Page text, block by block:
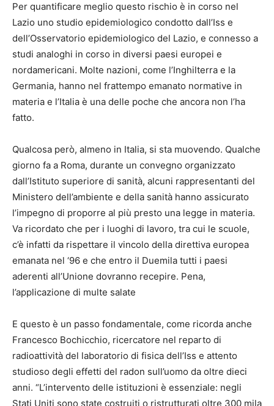
Per quantificare meglio questo rischio è in corso nel
Lazio uno studio epidemiologico condotto dall’Iss e
dell’Osservatorio epidemiologico del Lazio, e connesso a
studi analoghi in corso in diversi paesi europei e
nordamericani. Molte nazioni, come l’Inghilterra e la
Germania, hanno nel frattempo emanato normative in
materia e l’Italia è una delle poche che ancora non l’ha
fatto.
Qualcosa però, almeno in Italia, si sta muovendo. Qualche
giorno fa a Roma, durante un convegno organizzato
dall’Istituto superiore di sanità, alcuni rappresentanti del
Ministero dell’ambiente e della sanità hanno assicurato
l’impegno di proporre al più presto una legge in materia.
Va ricordato che per i luoghi di lavoro, tra cui le scuole,
c’è infatti da rispettare il vincolo della direttiva europea
emanata nel ‘96 e che entro il Duemila tutti i paesi
aderenti all’Unione dovranno recepire. Pena,
l’applicazione di multe salate
E questo è un passo fondamentale, come ricorda anche
Francesco Bochicchio, ricercatore nel reparto di
radioattività del laboratorio di fisica dell’Iss e attento
studioso degli effetti del radon sull’uomo da oltre dieci
anni. “L’intervento delle istituzioni è essenziale: negli
Stati Uniti sono state costruiti o ristrutturati oltre 300 mila